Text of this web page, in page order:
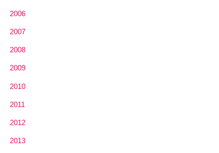
2006
2007
2008
2009
2010
2011
2012
2013